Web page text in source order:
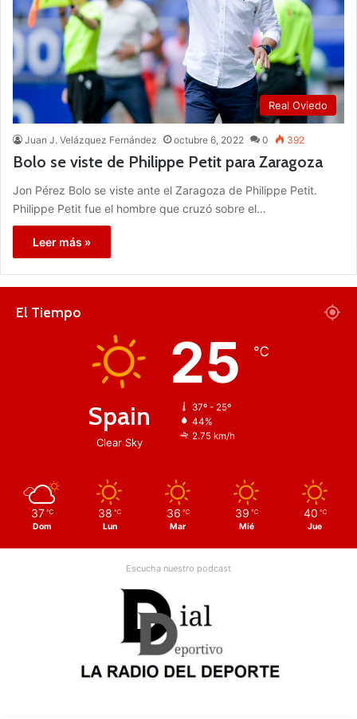
Real Oviedo
Juan J. Velázquez Fernández octubre 6, 2022 0 392
Bolo se viste de Philippe Petit para Zaragoza
Jon Pérez Bolo se viste ante el Zaragoza de Philippe Petit.
Philippe Petit fue el hombre que cruzó sobre el…
Leer más »
El Tiempo
Spain
Clear Sky
25 ℃
37º - 25º
44%
2.75 km/h
37 ℃
Dom
38 ℃
Lun
36 ℃
Mar
39 ℃
Mié
40 ℃
Jue
Escucha nuestro podcast